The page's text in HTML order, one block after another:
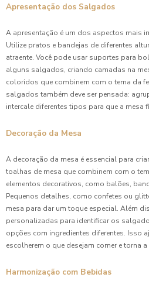
Apresentação dos Salgados
A apresentação é um dos aspectos mais
Utilize pratos e bandejas de diferentes
atraente. Você pode usar suportes para
alguns salgados, criando camadas na
coloridos que combinem com o tema da
salgados também deve ser pensada:
intercale diferentes tipos para que a mesa
Decoração da Mesa
A decoração da mesa é essencial para
toalhas de mesa que combinem com o
elementos decorativos, como balões,
Pequenos detalhes, como confetes ou
mesa para dar um toque especial. Além
personalizadas para identificar os
opções com ingredientes diferentes. Isso
escolherem o que desejam comer e torna
Harmonização com Bebidas